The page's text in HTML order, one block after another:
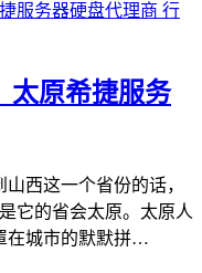
行
太原希捷服务
西这一个省份的话，
它的省会太原。太原人
在城市的默默拼…